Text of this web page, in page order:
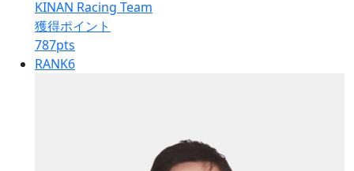
KINAN Racing Team
獲得ポイント
787pts
RANK6